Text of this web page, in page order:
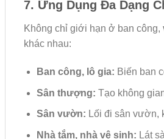
7. Ứng Dụng Đa Dạng
Không chỉ giới hạn ở ban công,
khác nhau:
Ban công, lô gia: Biến ban
Sân thượng: Tạo không
Sân vườn: Lối đi sân vườn,
Nhà tắm, nhà vệ sinh: Lát